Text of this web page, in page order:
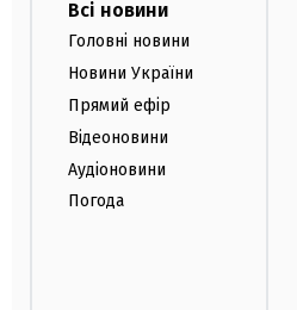
Всі новини
Головні новини
Новини України
Прямий ефір
Відеоновини
Аудіоновини
Погода